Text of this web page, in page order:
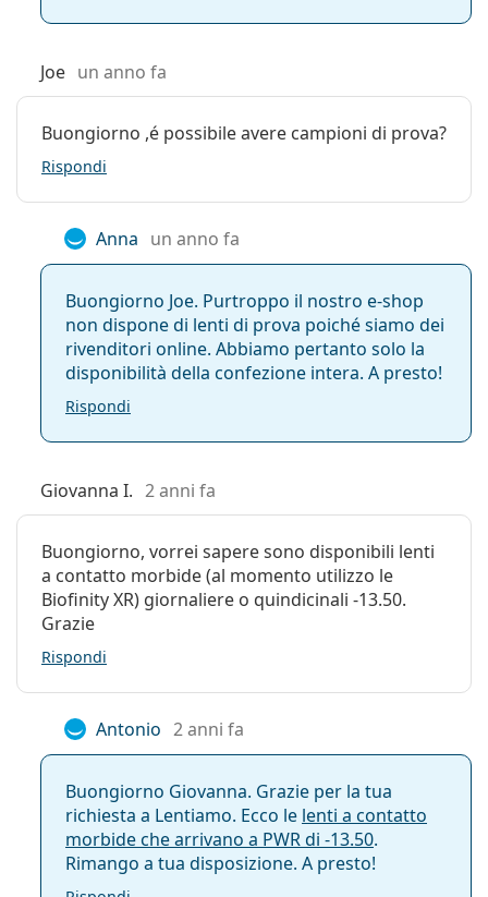
Joe un anno fa
Buongiorno ,é possibile avere campioni di prova?
Rispondi
Anna un anno fa
Buongiorno Joe. Purtroppo il nostro e-shop
non dispone di lenti di prova poiché siamo dei
rivenditori online. Abbiamo pertanto solo la
disponibilità della confezione intera. A presto!
Rispondi
Giovanna I. 2 anni fa
Buongiorno, vorrei sapere sono disponibili lenti
a contatto morbide (al momento utilizzo le
Biofinity XR) giornaliere o quindicinali -13.50.
Grazie
Rispondi
Antonio 2 anni fa
Buongiorno Giovanna. Grazie per la tua
richiesta a Lentiamo. Ecco le lenti a contatto
morbide che arrivano a PWR di -13.50.
Rimango a tua disposizione. A presto!